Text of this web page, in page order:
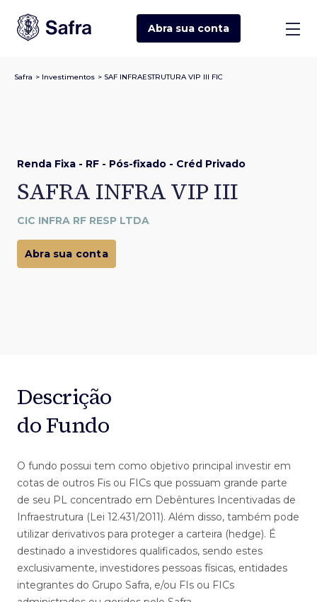
Abra sua conta
Safra > Investimentos > SAF INFRAESTRUTURA VIP III FIC
Renda Fixa - RF - Pós-fixado - Créd Privado
SAFRA INFRA VIP III
CIC INFRA RF RESP LTDA
Abra sua conta
Descrição
do Fundo
O fundo possui tem como objetivo principal investir em
cotas de outros Fis ou FICs que possuam grande parte
de seu PL concentrado em Debêntures Incentivadas de
Infraestrutura (Lei 12.431/2011). Além disso, também pode
utilizar derivativos para proteger a carteira (hedge). É
destinado a investidores qualificados, sendo estes
exclusivamente, investidores pessoas físicas, entidades
integrantes do Grupo Safra, e/ou FIs ou FICs